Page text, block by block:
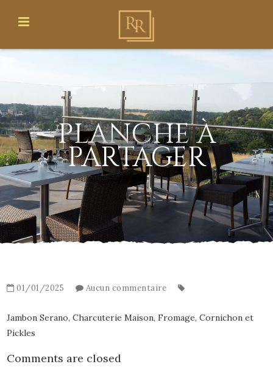
PLANCHE À
PARTAGER
01/01/2025 Aucun commentaire
Jambon Serano, Charcuterie Maison, Fromage, Cornichon et
Pickles
Comments are closed